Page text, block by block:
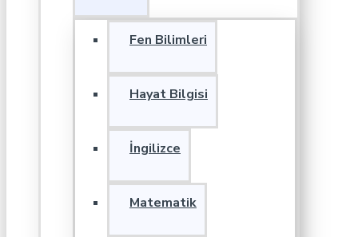
Fen Bilimleri
Hayat Bilgisi
İngilizce
Matematik